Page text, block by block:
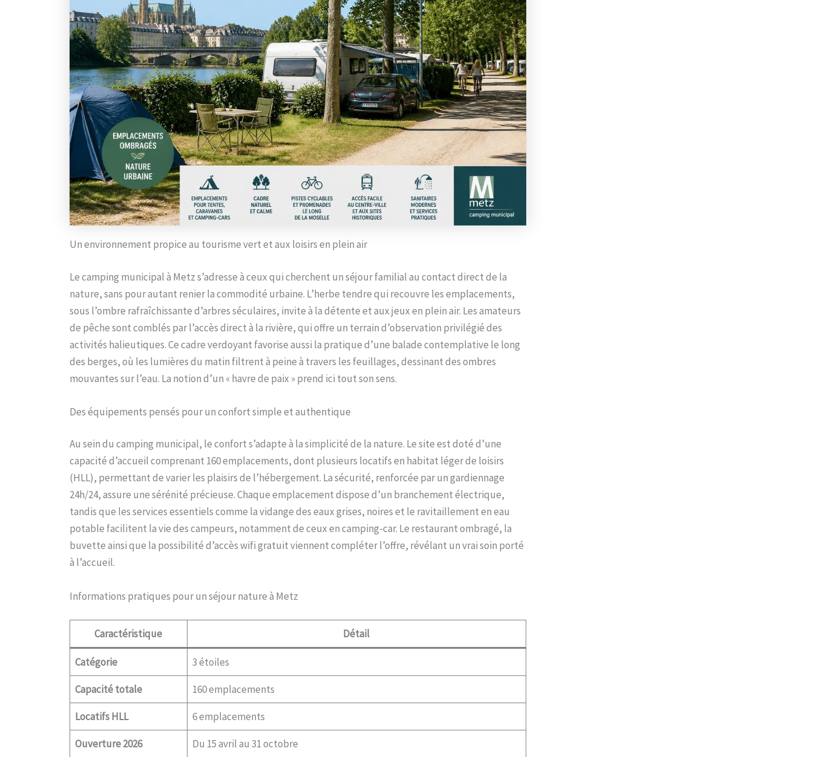
Un environnement propice au tourisme vert et aux loisirs en plein air
Le camping municipal à Metz s’adresse à ceux qui cherchent un séjour familial au contact direct de la
nature, sans pour autant renier la commodité urbaine. L’herbe tendre qui recouvre les emplacements,
sous l’ombre rafraîchissante d’arbres séculaires, invite à la détente et aux jeux en plein air. Les amateurs
de pêche sont comblés par l’accès direct à la rivière, qui offre un terrain d’observation privilégié des
activités halieutiques. Ce cadre verdoyant favorise aussi la pratique d’une balade contemplative le long
des berges, où les lumières du matin filtrent à peine à travers les feuillages, dessinant des ombres
mouvantes sur l’eau. La notion d’un « havre de paix » prend ici tout son sens.
Des équipements pensés pour un confort simple et authentique
Au sein du camping municipal, le confort s’adapte à la simplicité de la nature. Le site est doté d’une
capacité d’accueil comprenant 160 emplacements, dont plusieurs locatifs en habitat léger de loisirs
(HLL), permettant de varier les plaisirs de l’hébergement. La sécurité, renforcée par un gardiennage
24h/24, assure une sérénité précieuse. Chaque emplacement dispose d’un branchement électrique,
tandis que les services essentiels comme la vidange des eaux grises, noires et le ravitaillement en eau
potable facilitent la vie des campeurs, notamment de ceux en camping-car. Le restaurant ombragé, la
buvette ainsi que la possibilité d’accès wifi gratuit viennent compléter l’offre, révélant un vrai soin porté
à l’accueil.
Informations pratiques pour un séjour nature à Metz
Caractéristique Détail
Catégorie 3 étoiles
Capacité totale 160 emplacements
Locatifs HLL 6 emplacements
Ouverture 2026 Du 15 avril au 31 octobre